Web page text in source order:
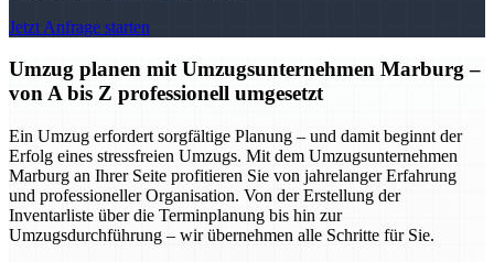
Jetzt Anfrage starten
Umzug planen mit Umzugsunternehmen Marburg –
von A bis Z professionell umgesetzt
Ein Umzug erfordert sorgfältige Planung – und damit beginnt der
Erfolg eines stressfreien Umzugs. Mit dem Umzugsunternehmen
Marburg an Ihrer Seite profitieren Sie von jahrelanger Erfahrung
und professioneller Organisation. Von der Erstellung der
Inventarliste über die Terminplanung bis hin zur
Umzugsdurchführung – wir übernehmen alle Schritte für Sie.